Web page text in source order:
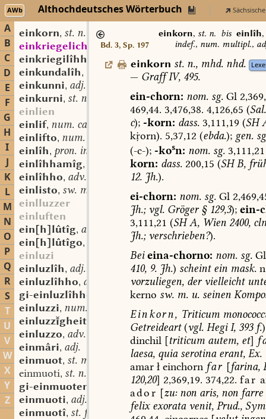
AWb Althochdeutsches Wörterbuch
A
B
C
D
E
F
G
H
I
J
K
L
M
N
O
P
Q
R
S
T
U
V
W
X
Y
Z
einkorn, st. n.
einkriegelich
mhd. adj.
einkriegilîhho
adv.
einkundalîh,
einkunni, adj.
einkurni, st. n.
einlien
einlif, num. card.
einlifto, num. ord.
einlîh, pron. indef., num. multipl., adj.
einlîhhamîg,
einlîhho, adv.
einlisto, sw. m.
einlluzzer
einluften
ein[h]lûtîg, adj.
ein[h]lûtîgo,
einluzi
einluzlîh, adj.
einluzlîhho, adv.
gi-einluzlîhhôn
einluzzi, num. distrib., adj.
einluzzgheit
einluzzo, adv.
einmâri, adj.
einmuot, st. m. oder n.
einmuoti, st. n.
gi-einmuoten
einmuoti, adj.
einmuotî, st. f.
Bd. 3, Sp. 197
einkorn, st. n. bis einlîh,
indef., num. multipl.,
einkorn st. n., mhd. nhd.
— GraffIV,495.
ein-chorn: nom.sg.Gl
469,44. 3,476,38. 4,126,65 (Sal.
c); -korn: dass. 3,111,19 (SH
korn). 5,37,12 (ebda.); gen.
(-c-); -kosn: nom.sg.3,111,21
korn: dass.200,15 (SHB,
12.Jh.).
ei-chorn: nom.sg.Gl
Jh.;vgl. Gröger§129,3); ein-
3,111,21 (SHA, Wien2400,
Jh.;verschrieben?).
Bei eina-chorno: nom.sg.Gl
410, 9.Jh.) scheinteinmask.
vorzuliegen,der vielleicht
kerno sw.m.u.seinen
Einkorn, Triticum
Getreideart(vgl.HegiI,393f.)
dinchil[triticum autem,et]
laesa,quiaserotinaerant,Ex.
amarłeinchorn far [farina,
120,20] 2,369,19. 374,22. far
ador [zu:non aris, non farre
felix exoratavenit,Prud.,